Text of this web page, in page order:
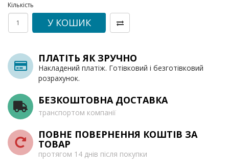
Кількість
У КОШИК
ПЛАТІТЬ ЯК ЗРУЧНО
Накладений платіж. Готівковий і безготівковий
розрахунок.
БЕЗКОШТОВНА ДОСТАВКА
транспортом компанії
ПОВНЕ ПОВЕРНЕННЯ КОШТІВ ЗА
ТОВАР
протягом 14 днів після покупки